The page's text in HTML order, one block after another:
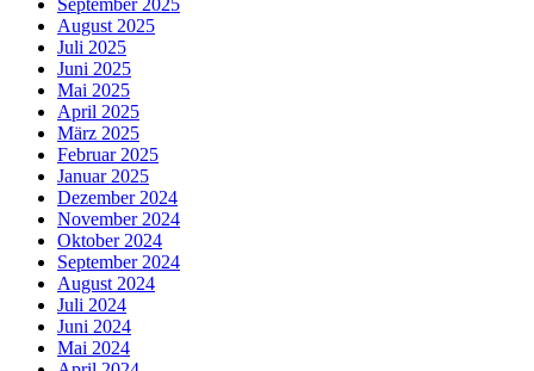
August 2025
Juli 2025
Juni 2025
Mai 2025
April 2025
März 2025
Februar 2025
Januar 2025
Dezember 2024
November 2024
Oktober 2024
September 2024
August 2024
Juli 2024
Juni 2024
Mai 2024